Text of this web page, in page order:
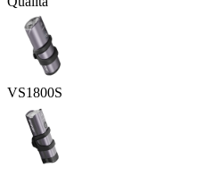
VS1800S